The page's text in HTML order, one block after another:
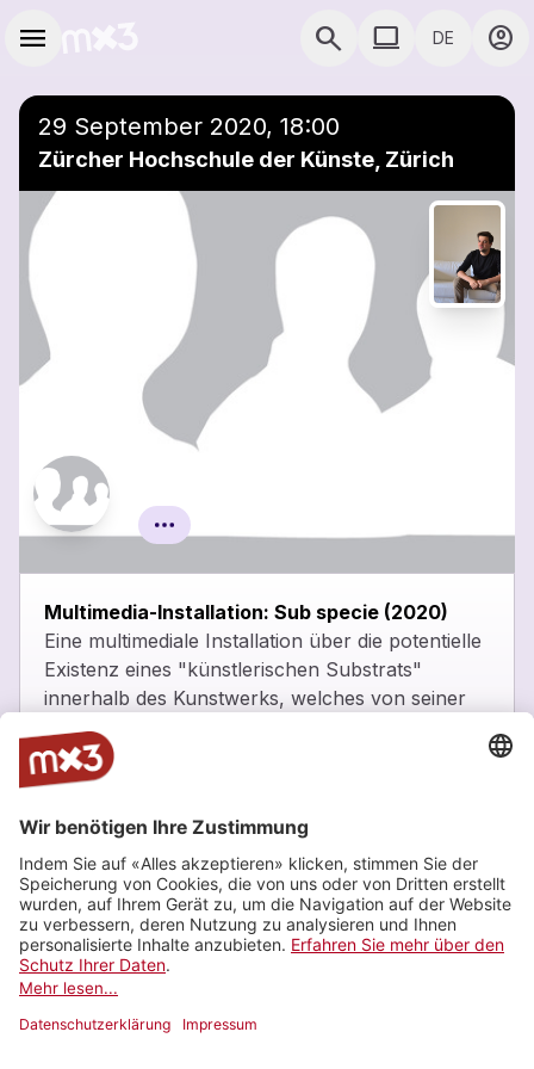
menu search COMPUTER
computer DE account_circle
close
29 September 2020, 18:00
Zürcher Hochschule der Künste, Zürich
Multimedia-Installation: Sub specie (2020)
Eine multimediale Installation über die potentielle
Existenz eines "künstlerischen Substrats"
innerhalb des Kunstwerks, welches von seiner
Realisierung trennbar ist. Und über die
Möglichkeit, es durch Stellvertreter zu erfahren.
Die Installation ist den ganzen Tag zugänglich.
Eintritt frei -
https://www.zhdk.ch/veranstaltung/42445
Zürcher Hochschule der Künste, Zürich
Neu